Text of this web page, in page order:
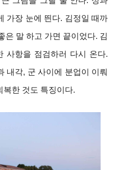
가장 눈에 띈다. 김정일 때까
은 말 하고 가면 끝이었다. 김
사항을 점검하러 다시 온다.
내각, 군 사이에 분업이 이뤄
복한 것도 특징이다.